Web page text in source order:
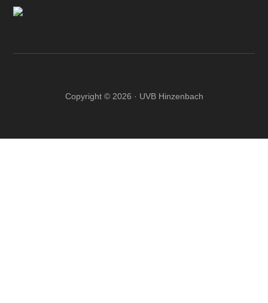
Copyright © 2026 · UVB Hinzenbach